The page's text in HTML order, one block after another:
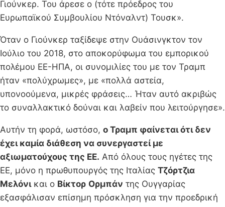
Γιούνκερ. Του άρεσε ο (τότε πρόεδρος του
Ευρωπαϊκού Συμβουλίου Ντόναλντ) Τουσκ».
Όταν ο Γιούνκερ ταξίδεψε στην Ουάσινγκτον τον
Ιούλιο του 2018, στο αποκορύφωμα του εμπορικού
πολέμου ΕΕ-ΗΠΑ, οι συνομιλίες του με τον Τραμπ
ήταν «πολύχρωμες», με «πολλά αστεία,
υπονοούμενα, μικρές φράσεις… Ήταν αυτό ακριβώς
το συναλλακτικό δούναι και λαβείν που λειτούργησε».
Αυτήν τη φορά, ωστόσο, ο Τραμπ φαίνεται ότι δεν
έχει καμία διάθεση να συνεργαστεί με
αξιωματούχους της ΕΕ. Από όλους τους ηγέτες της
ΕΕ, μόνο η πρωθυπουργός της Ιταλίας Τζόρτζια
Μελόνικαι ο Βίκτορ Ορμπάν της Ουγγαρίας
εξασφάλισαν επίσημη πρόσκληση για την προεδρική